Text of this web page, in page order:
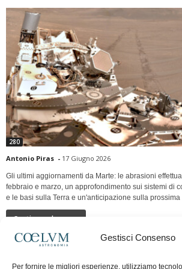
Gestisci Consenso
Per fornire le migliori esperienze, utilizziamo
280
Antonio Piras - 17 Giugno 2026
Gli ultimi aggiornamenti da Marte: le abrasioni
febbraio e marzo, un approfondimento sui sistemi di
e le basi sulla Terra e un'anticipazione sulla
Continua a leggere